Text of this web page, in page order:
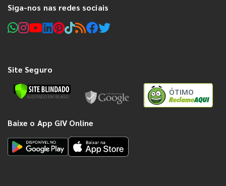
Siga-nos nas redes sociais
Site Seguro
ÓTIMO
Baixe o App GIV Online